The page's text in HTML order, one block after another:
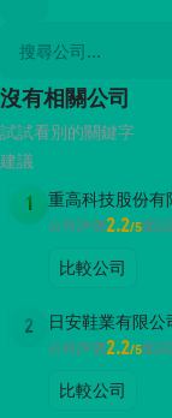
沒有相關公司
試試看別的關鍵字
建議
1 重高科技股份有
公司評價2.2/5面
比較公司
2 日安鞋業有限公
公司評價2.2/5面
比較公司